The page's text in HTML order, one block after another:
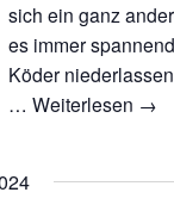
sich ein ganz
es immer
Köder
…Weiterlesen →